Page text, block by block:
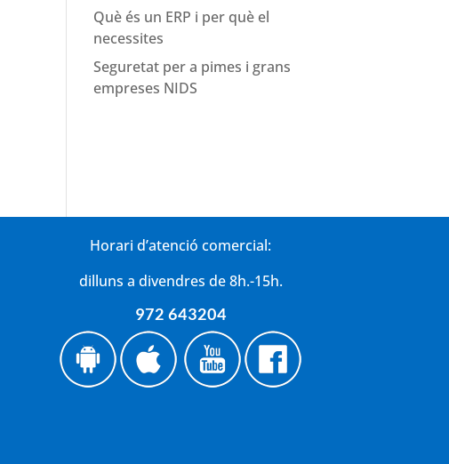
Què és un ERP i per què el
necessites
Seguretat per a pimes i grans
empreses NIDS
Horari d’atenció comercial:
dilluns a divendres de 8h.-15h.
972 643204